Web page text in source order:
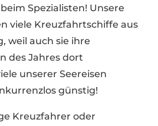
Spezialisten! Unsere
viele Kreuzfahrtschiffe aus
weil auch sie ihre
des Jahres dort
unserer Seereisen
günstig!
Kreuzfahrer oder